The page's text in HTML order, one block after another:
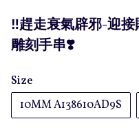
‼️趕走衰氣辟邪-迎
雕刻手串❣️
Size
10MM A138610AD9S